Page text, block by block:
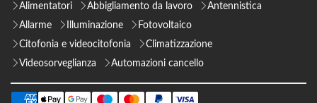
Alimentatori
Abbigliamento da lavoro
Antennistica
Allarme
Illuminazione
Fotovoltaico
Citofonia e videocitofonia
Climatizzazione
Videosorveglianza
Automazioni cancello